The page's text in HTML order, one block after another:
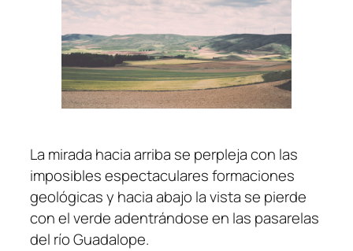
La mirada hacia arriba se perpleja con las
imposibles espectaculares formaciones
geológicas y hacia abajo la vista se pierde
con el verde adentrándose en las pasarelas
del río Guadalope.